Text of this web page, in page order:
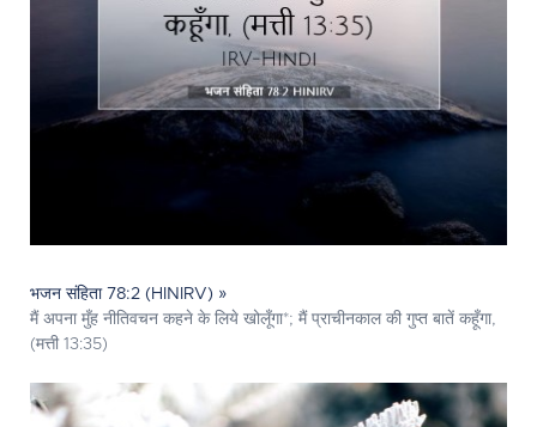
भजन संहिता 78:2 (HINIRV) »
मैं अपना मुँह नीतिवचन कहने के लिये खोलूँगा*; मैं प्राचीनकाल की गुप्त बातें कहूँगा,
(मत्ती 13:35)